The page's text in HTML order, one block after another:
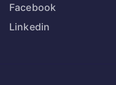
Facebook
Linkedin